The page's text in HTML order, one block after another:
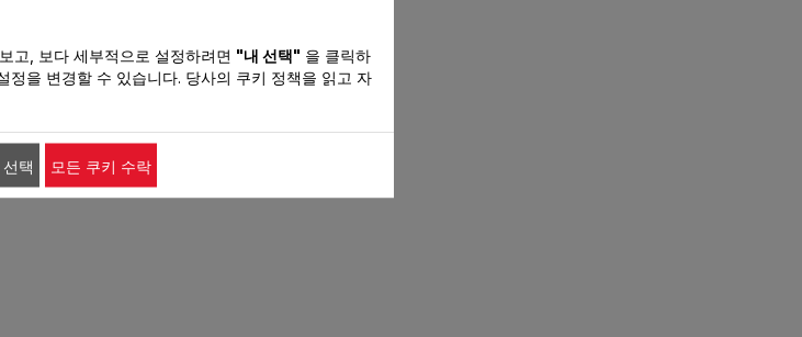
고, 보다 세부적으로 설정하려면 "내 선택" 을 클릭하
정을 변경할 수 있습니다. 당사의 쿠키 정책을 읽고 자
택 모든 쿠키 수락